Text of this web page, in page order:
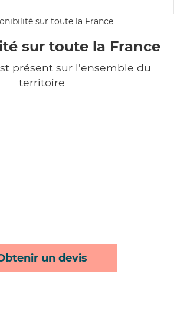
sur toute la France
présent sur l'ensemble du
territoire
un devis